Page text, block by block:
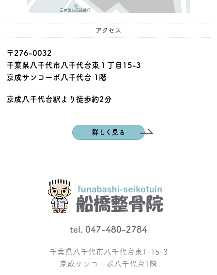
アクセス
〒276-0032
千葉県八千代市八千代台東１丁目15-3
京成サンコーポ八千代台 1階
京成八千代台駅より徒歩約2分
詳しく見る
tel. 047-480-2784
千葉県八千代市八千代台東1-15-3
京成サンコーポ八千代台1階